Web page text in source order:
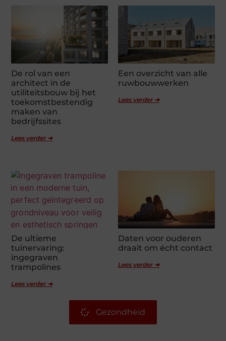
De rol van een
architect in de
utiliteitsbouw bij het
toekomstbestendig
maken van
bedrijfssites
Lees verder ➜
Een overzicht van alle
ruwbouwwerken
Lees verder ➜
De ultieme
tuinervaring:
ingegraven
trampolines
Lees verder ➜
Daten voor ouderen
draait om écht contact
Lees verder ➜
Gezondheid